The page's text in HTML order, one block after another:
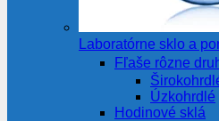
Laboratórne sklo a
Fľaše rôzne
Úzkohrdlé
Hodinové sklá